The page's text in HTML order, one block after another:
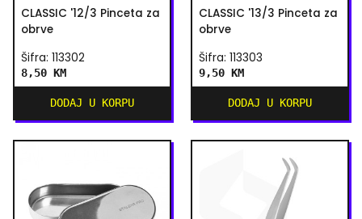
CLASSIC '12/3 Pinceta za
obrve
Šifra: 113302
8,50 KM
DODAJ U KORPU
CLASSIC '13/3 Pinceta za
obrve
Šifra: 113303
9,50 KM
DODAJ U KORPU